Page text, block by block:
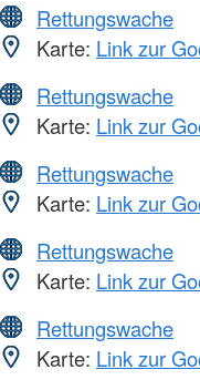
Rettungswache
Karte: Link zur
Rettungswache
Karte: Link zur
Rettungswache
Karte: Link zur
Rettungswache
Karte: Link zur
Rettungswache
Karte: Link zur